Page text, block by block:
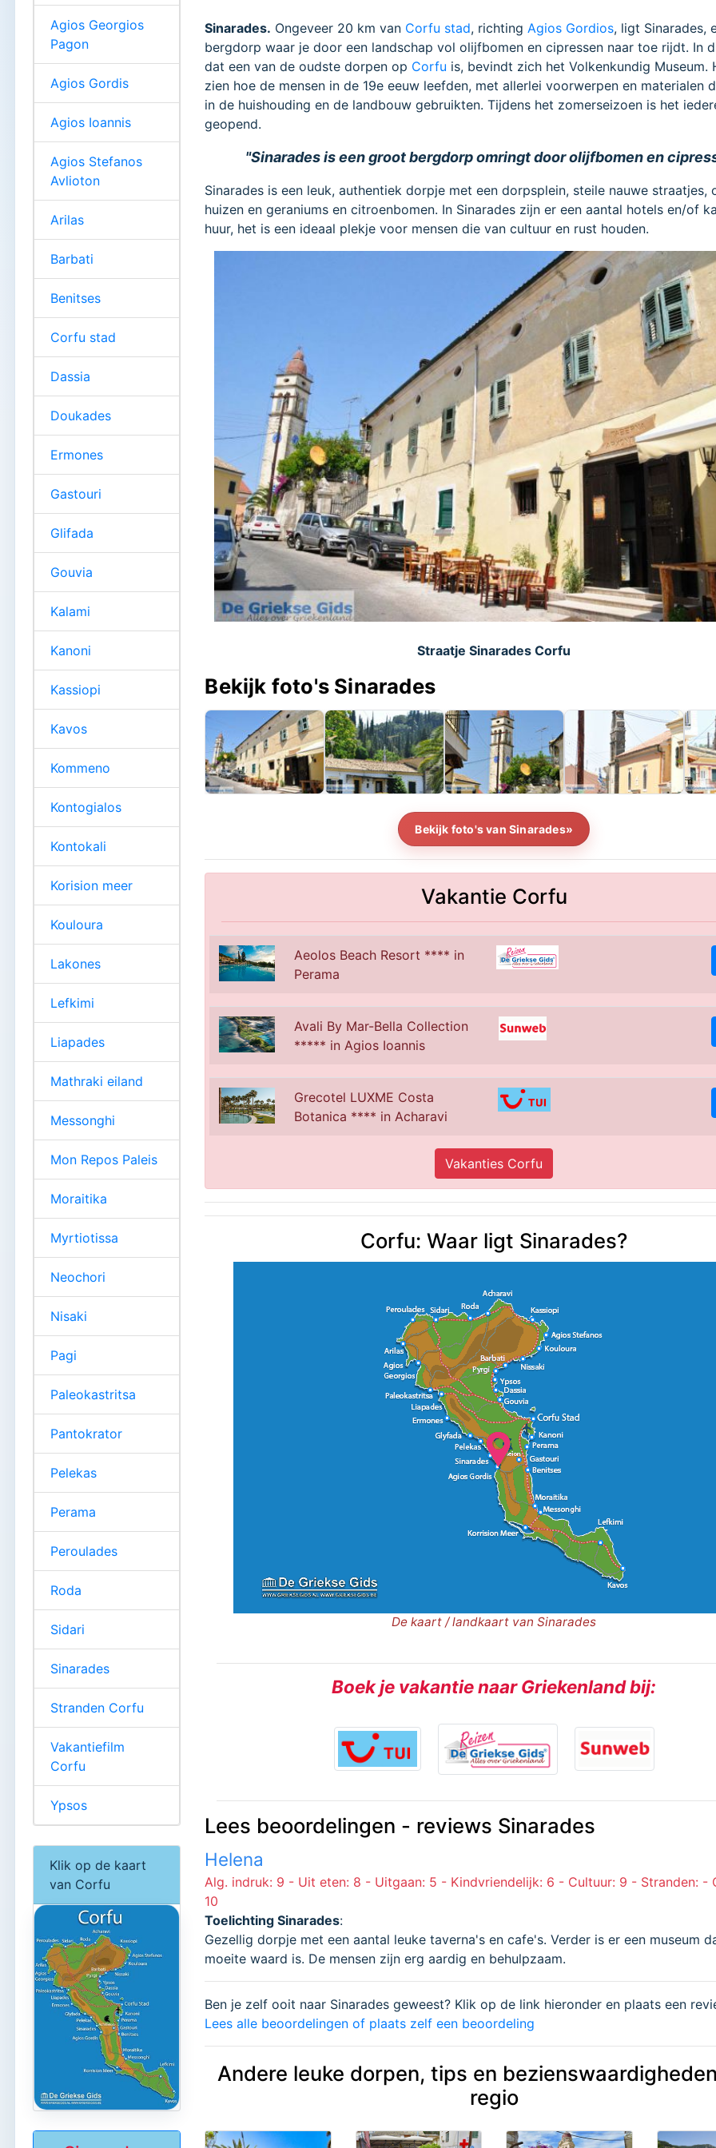
Sinarades. Ongeveer 20 km van Corfu stad, richting Agios Gordios, ligt Sinarades,
bergdorp waar je door een landschap vol olijfbomen en cipressen naar toe rijdt. In
dat een van de oudste dorpen op Corfu is, bevindt zich het Volkenkundig Museum.
zien hoe de mensen in de 19e eeuw leefden, met allerlei voorwerpen en materialen
in de huishouding en de landbouw gebruikten. Tijdens het zomerseizoen is het
geopend.
"Sinarades is een groot bergdorp omringt door olijfbomen en
Sinarades is een leuk, authentiek dorpje met een dorpsplein, steile nauwe straatjes,
huizen en geraniums en citroenbomen. In Sinarades zijn er een aantal hotels en/of
huur, het is een ideaal plekje voor mensen die van cultuur en rust houden.
Straatje Sinarades Corfu
Bekijk foto's Sinarades
Bekijk foto's van Sinarades»
Vakantie Corfu
Aeolos Beach Resort **** in
Perama
Avali By Mar-Bella Collection
***** in Agios Ioannis
Grecotel LUXME Costa
Botanica **** in Acharavi
Vakanties Corfu
Corfu: Waar ligt Sinarades?
De kaart / landkaart van Sinarades
Boek je vakantie naar Griekenland bij:
Lees beoordelingen - reviews Sinarades
Helena
Alg. indruk: 9 - Uit eten: 8 - Uitgaan: 5 - Kindvriendelijk: 6 - Cultuur: 9 - Stranden: -
10
Toelichting Sinarades:
Gezellig dorpje met een aantal leuke taverna's en cafe's. Verder is er een museum
moeite waard is. De mensen zijn erg aardig en behulpzaam.
Ben je zelf ooit naar Sinarades geweest? Klik op de link hieronder en plaats een
Lees alle beoordelingen of plaats zelf een beoordeling
Andere leuke dorpen, tips en
regio
Agios Georgios
Pagon
Agios Gordis
Agios Ioannis
Agios Stefanos
Avlioton
Arilas
Barbati
Benitses
Corfu stad
Dassia
Doukades
Ermones
Gastouri
Glifada
Gouvia
Kalami
Kanoni
Kassiopi
Kavos
Kommeno
Kontogialos
Kontokali
Korision meer
Kouloura
Lakones
Lefkimi
Liapades
Mathraki eiland
Messonghi
Mon Repos Paleis
Moraitika
Myrtiotissa
Neochori
Nisaki
Pagi
Paleokastritsa
Pantokrator
Pelekas
Perama
Peroulades
Roda
Sidari
Sinarades
Stranden Corfu
Vakantiefilm
Corfu
Ypsos
Klik op de kaart
van Corfu